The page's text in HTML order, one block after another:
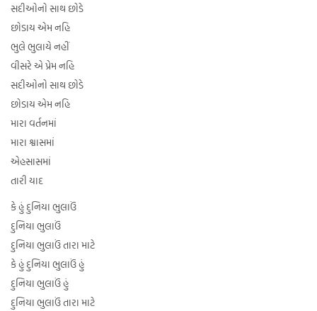
સદીઓનો સાથ છોડે
છોડાય એમ નહિ
ભુલે ભુલાયે નહીં
વીસરે એ પ્રેમ નહિ
સદીઓનો સાથ છોડે
છોડાય એમ નહિ
મારા વર્તનમાં
મારા શ્વાસમાં
એહસાસમાં
તારી યાદ
કે હું દુનિયા ભુલાઉં
દુનિયા ભુલાઉં
દુનિયા ભુલાઉં તારા માટે
કે હું દુનિયા ભુલાઉં હું
દુનિયા ભુલાઉં હું
દુનિયા ભુલાઉં તારા માટે